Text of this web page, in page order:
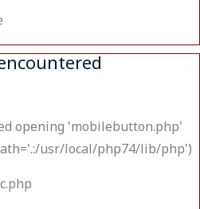
opening 'mobilebutton.php'
usr/local/php74/lib/php')